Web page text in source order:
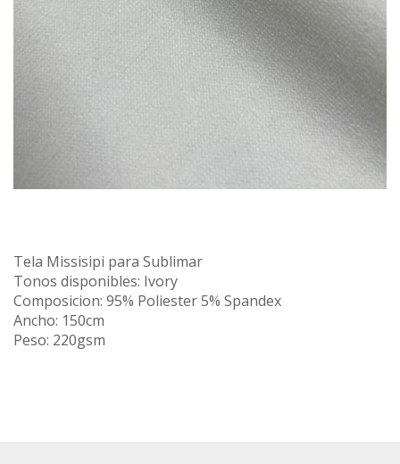
Tela Missisipi para Sublimar
Tonos disponibles: Ivory
Composicion: 95% Poliester 5% Spandex
Ancho: 150cm
Peso: 220gsm